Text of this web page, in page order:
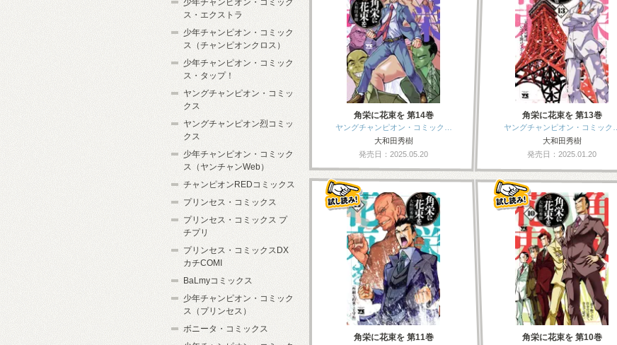
角栄に花束を 第14巻
ヤングチャンピオン・コミック…
大和田秀樹
発売日：2025.05.20
角栄に花束を 第13巻
ヤングチャンピオン・コミック…
大和田秀樹
発売日：2025.01.20
角栄に花束を 第11巻 角栄に花束を 第10巻
少年チャンピオン・コミック
ス・エクストラ
少年チャンピオン・コミック
ス（チャンピオンクロス）
少年チャンピオン・コミック
ス・タップ！
ヤングチャンピオン・コミッ
クス
ヤングチャンピオン烈コミッ
クス
少年チャンピオン・コミック
ス（ヤンチャンWeb）
チャンピオンREDコミックス
プリンセス・コミックス
プリンセス・コミックス プ
チプリ
プリンセス・コミックスDX
カチCOMI
BaLmyコミックス
少年チャンピオン・コミック
ス（プリンセス）
ボニータ・コミックス